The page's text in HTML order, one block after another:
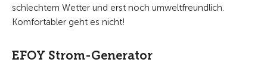
schlechtem Wetter und erst noch umweltfreundlich.
Komfortabler geht es nicht!
EFOY Strom-Generator